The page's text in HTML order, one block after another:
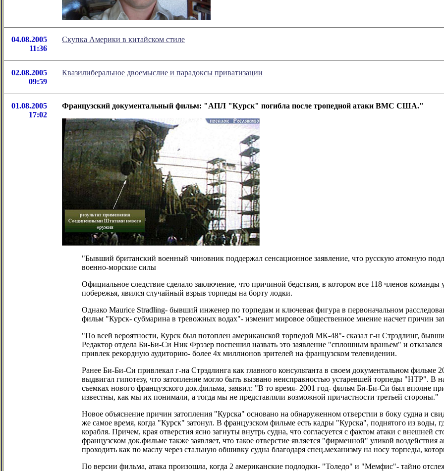
04.08.2005
11:36
Скупка Америки в китайском стиле
02.08.2005
09:59
Квазилиберальное двоемыслие и парадоксы приватизации
01.08.2005
17:02
Французский документальный фильм: "АПЛ "Курск" погибла после тропедной атаки ВМС США."
"Бывший британский военный чиновник поддержал сенсационное заявление, что русскую атомную
военно-морские силы
Официальное следствие сделало заключение, что причиной бедствия, в котором все 118 членов
побережья, явился случайный взрыв торпеды на борту лодки.
Однако Maurice Stradling- бывший инженер по торпедам и ключевая фигура в первоначальном
фильм "Курск- субмарина в тревожных водах"- изменит мировое общественное мнение насчет причин
"По всей вероятности, Курск был потоплен американской торпедой МК-48"- сказал г-н Стрэдлинг,
Редактор отдела Би-Би-Си Ник Фрэзер поспешил назвать это заявление "сплошным враньем" и
привлек рекордную аудиторию- более 4х миллионов зрителей на французском телевидении.
Ранее Би-Би-Си привлекал г-на Стрэдлинга как главного консультанта в своем документальном фильме
выдвигал гипотезу, что затопление могло быть вызвано неисправностью устаревшей торпеды "HTP". В
съемках нового французского док.фильма, заявил: "В то время- 2001 год- фильм Би-Би-Си был вполне
известны, как мы их понимали, а тогда мы не представляли возможной причастности третьей стороны."
Новое объяснение причин затопления "Курска" основано на обнаруженном отверстии в боку судна и
же самое время, когда "Курск" затонул. В французском фильме есть кадры "Курска", поднятого из воды,
корабля. Причем, края отверстия ясно загнуты внутрь судна, что согласуется с фактом атаки с
французском док.фильме также заявляет, что такое отверстие является "фирменной" уликой
проходить как по маслу через стальную обшивку судна благодаря спец.механизму на носу торпеды,
По версии фильма, атака произошла, когда 2 американские подлодки- "Толедо" и "Мемфис"- тайно